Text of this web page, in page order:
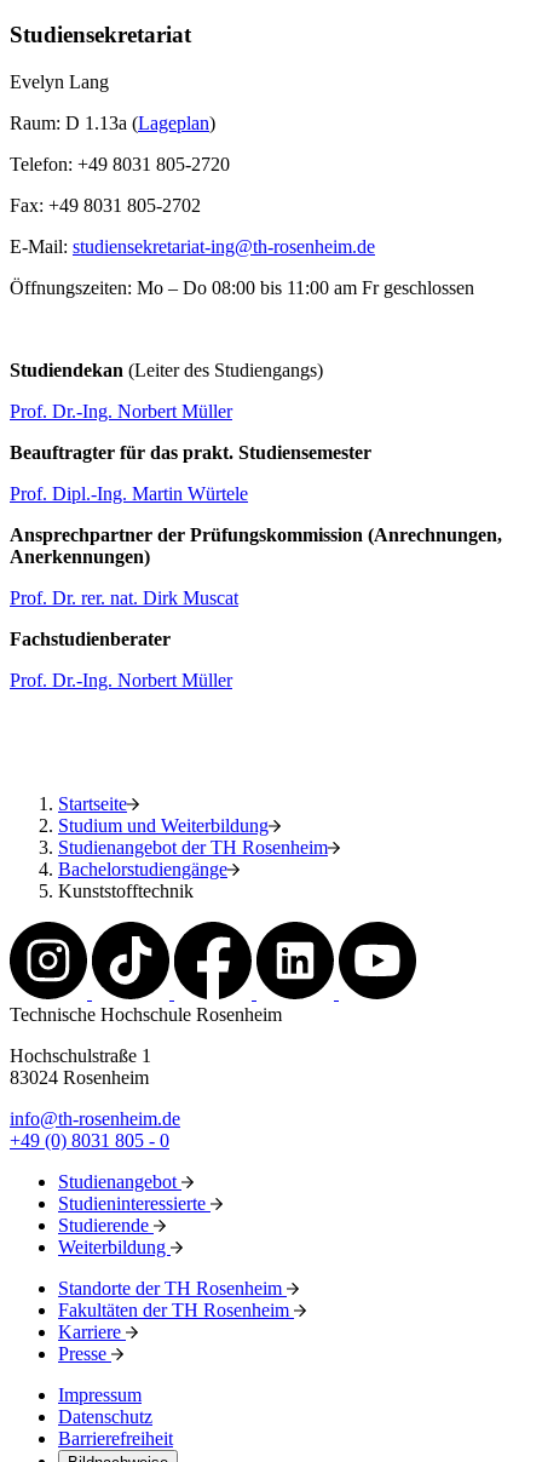
Studiensekretariat
Evelyn Lang
Raum: D 1.13a (Lageplan)
Telefon: +49 8031 805-2720
Fax: +49 8031 805-2702
E-Mail: studiensekretariat-ing@th-rosenheim.de
Öffnungszeiten: Mo – Do 08:00 bis 11:00 am Fr geschlossen
Studiendekan (Leiter des Studiengangs)
Prof. Dr.-Ing. Norbert Müller
Beauftragter für das prakt. Studiensemester
Prof. Dipl.-Ing. Martin Würtele
Ansprechpartner der Prüfungskommission (Anrechnungen,
Anerkennungen)
Prof. Dr. rer. nat. Dirk Muscat
Fachstudienberater
Prof. Dr.-Ing. Norbert Müller
Startseite
Studium und Weiterbildung
Studienangebot der TH Rosenheim
Bachelorstudiengänge
Kunststofftechnik
Technische Hochschule Rosenheim
Hochschulstraße 1
83024 Rosenheim
info@th-rosenheim.de
+49 (0) 8031 805 - 0
Studienangebot
Studieninteressierte
Studierende
Weiterbildung
Standorte der TH Rosenheim
Fakultäten der TH Rosenheim
Karriere
Presse
Impressum
Datenschutz
Barrierefreiheit